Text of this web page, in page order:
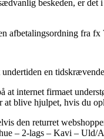
beskeden, er
fra
en
internet firmaet
blive hjulpet, hvis du
den returret
– 2-lags – Kavi –